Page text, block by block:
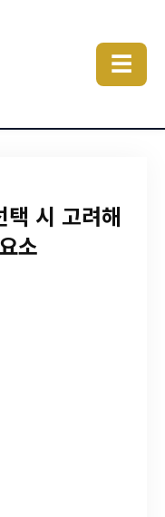
☰
택 시 고려해
소